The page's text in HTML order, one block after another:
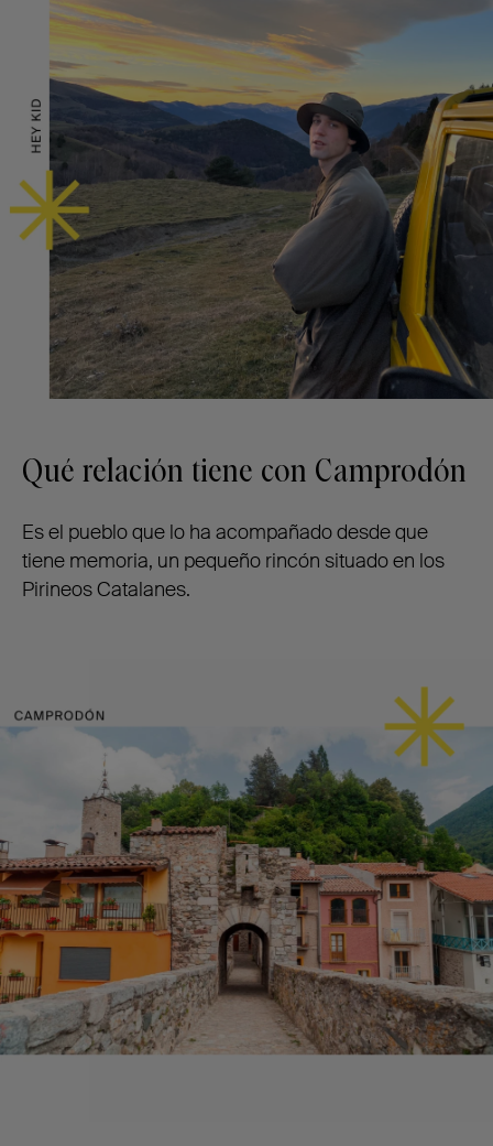
Qué relación tiene con Camprodón
Es el pueblo que lo ha acompañado desde que
tiene memoria, un pequeño rincón situado en los
Pirineos Catalanes.